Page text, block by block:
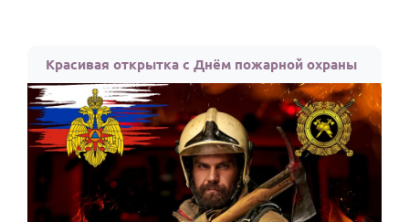
Открытки
Стихи и тексты
ПРАЗДНИКИ
С Днем рождения
Юбилей
ОТЗЫВЫ
Красивая открытка с Днём пожарной охраны